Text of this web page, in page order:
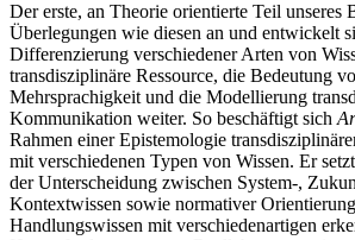
Der erste, an Theorie orientierte Teil unseres
Überlegungen wie diesen an und entwickelt
Differenzierung verschiedener Arten von
transdisziplinäre Ressource, die Bedeutung
Mehrsprachigkeit und die Modellierung
Kommunikation weiter. So beschäftigt sich
Rahmen einer Epistemologie
mit verschiedenen Typen von Wissen. Er
der Unterscheidung zwischen System-,
Kontextwissen sowie normativer
Handlungswissen mit verschiedenartigen